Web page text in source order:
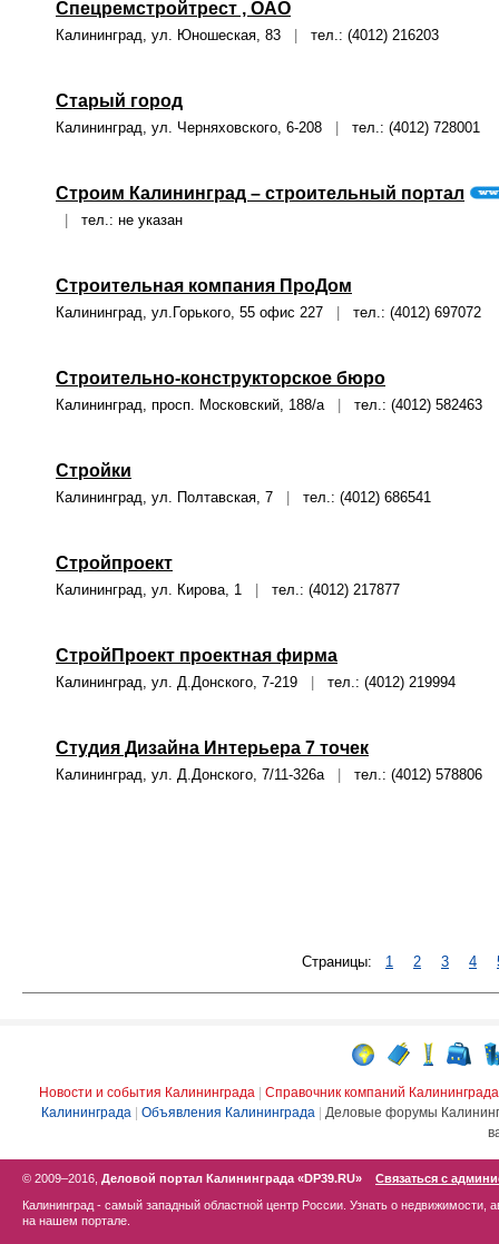
Спецремстройтрест , ОАО
Калининград, ул. Юношеская, 83 тел.: (4012) 216203
Старый город
Калининград, ул. Черняховского, 6-208 тел.: (4012) 728001
Строим Калининград – строительный портал
тел.: не указан
Строительная компания ПроДом
Калининград, ул.Горького, 55 офис 227 тел.: (4012) 697072
Строительно-конструкторское бюро
Калининград, просп. Московский, 188/а тел.: (4012) 582463
Стройки
Калининград, ул. Полтавская, 7 тел.: (4012) 686541
Стройпроект
Калининград, ул. Кирова, 1 тел.: (4012) 217877
СтройПроект проектная фирма
Калининград, ул. Д.Донского, 7-219 тел.: (4012) 219994
Студия Дизайна Интерьера 7 точек
Калининград, ул. Д.Донского, 7/11-326а тел.: (4012) 578806
Страницы: 1 2 3 4
Новости и события Калининграда
Справочник компаний Калининграда
Калининграда
Объявления Калининграда
Деловые форумы
© 2009–2016, Деловой портал Калининграда «DP39.RU»
Связаться с
Калининград - самый западный областной центр России. Узнать о недвижимости,
на нашем портале.